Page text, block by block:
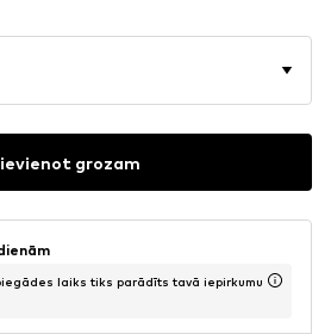
grozam
laiks tiks parādīts tavā iepirkumu